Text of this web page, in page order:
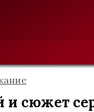
и сюжет